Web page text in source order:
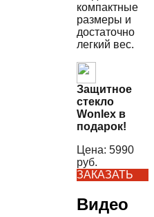
компактные
размеры и
достаточно
легкий вес.
Защитное
стекло
Wonlex в
подарок!
Цена: 5990
руб.
ЗАКАЗАТЬ
Видео